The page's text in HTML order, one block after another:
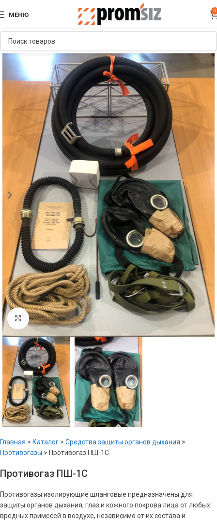
МЕНЮ
0
Увеличить
Главная > Каталог > Средства защиты органов дыхания >
Противогазы > Противогаз ПШ-1С
Противогаз ПШ-1С
Противогазы изолирующие шланговые предназначены для
защиты органов дыхания, глаз и кожного покрова лица от любых
вредных примесей в воздухе, независимо от их состава и